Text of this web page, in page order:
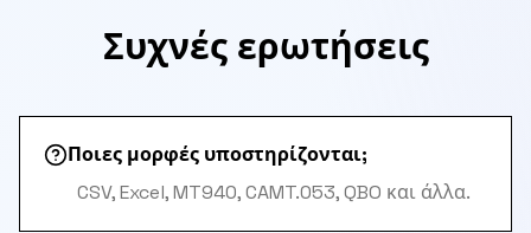
Συχνές ερωτήσεις
Ποιες μορφές υποστηρίζονται;
CSV, Excel, MT940, CAMT.053, QBO και άλλα.